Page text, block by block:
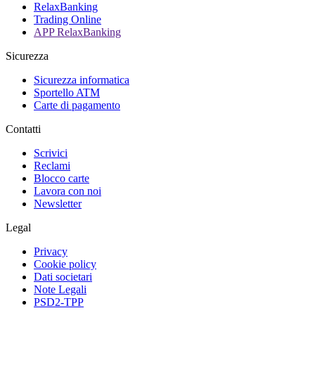
RelaxBanking
Trading Online
APP RelaxBanking
Sicurezza
Sicurezza informatica
Sportello ATM
Carte di pagamento
Contatti
Scrivici
Reclami
Blocco carte
Lavora con noi
Newsletter
Legal
Privacy
Cookie policy
Dati societari
Note Legali
PSD2-TPP